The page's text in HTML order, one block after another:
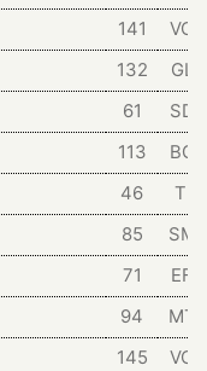
141
VCH
132
GLC
61
SDO
113
BGT
46
TRI
85
71
EFD
94
MTR
145
VCH